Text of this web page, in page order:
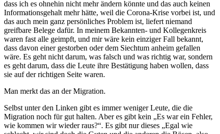
dass ich es ohnehin nicht mehr ändern könnte und das auch keinen
Informationsgehalt mehr hätte, weil die Corona-Krise vorbei ist, und
das auch mein ganz persönliches Problem ist, liefert niemand
greifbare Belege dafür. In meinem Bekannten- und Kollegenkreis
waren fast alle geimpft, und mir wäre kein einziger Fall bekannt,
dass davon einer gestorben oder dem Siechtum anheim gefallen
wäre. Es geht nicht darum, was falsch und was richtig war, sondern
es geht darum, dass die Leute ihre Bestätigung haben wollen, dass
sie auf der richtigen Seite waren.
Man merkt das an der Migration.
Selbst unter den Linken gibt es immer weniger Leute, die die
Migration noch für gut halten. Aber es gibt kein „Es war ein Fehler,
wie kommen wir wieder raus?“. Es gibt nur dieses „Egal wie